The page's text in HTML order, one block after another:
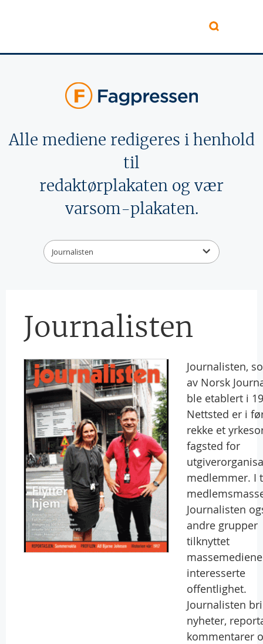
Alle mediene redigeres i henhold
til
redaktørplakaten og vær
varsom-plakaten.
Journalisten
Journalisten
Journalisten,
av Norsk
ble etablert i
Nettsted er i
rekke et
fagsted for
medlemmer. I
Journalisten
andre grupper
tilknyttet
interesserte
offentlighet.
Journalisten
nyheter,
kommentarer